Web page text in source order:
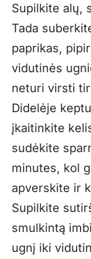
Supilkite alų,
Tada
paprikas,
vidutinės
neturi virsti
Didelėje
įkaitinkite
sudėkite
minutes, kol
apverskite ir
Supilkite
smulkintą
ugnį iki